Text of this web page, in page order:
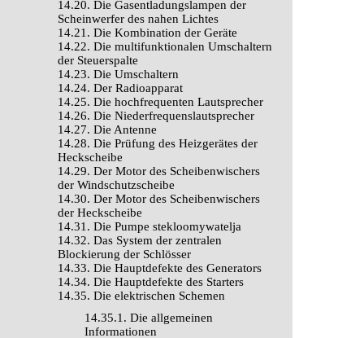
14.20. Die Gasentladungslampen der
Scheinwerfer des nahen Lichtes
14.21. Die Kombination der Geräte
14.22. Die multifunktionalen Umschaltern
der Steuerspalte
14.23. Die Umschaltern
14.24. Der Radioapparat
14.25. Die hochfrequenten Lautsprecher
14.26. Die Niederfrequenslautsprecher
14.27. Die Antenne
14.28. Die Prüfung des Heizgerätes der
Heckscheibe
14.29. Der Motor des Scheibenwischers
der Windschutzscheibe
14.30. Der Motor des Scheibenwischers
der Heckscheibe
14.31. Die Pumpe stekloomywatelja
14.32. Das System der zentralen
Blockierung der Schlösser
14.33. Die Hauptdefekte des Generators
14.34. Die Hauptdefekte des Starters
14.35. Die elektrischen Schemen
14.35.1. Die allgemeinen
Informationen